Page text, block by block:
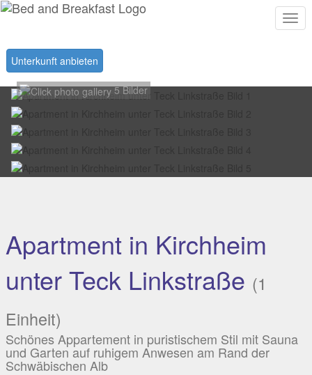
Unterkunft anbieten
5 Bilder
Apartment in Kirchheim
unter Teck Linkstraße (1
Einheit)
Schönes Appartement in puristischem Stil mit Sauna
und Garten auf ruhigem Anwesen am Rand der
Schwäbischen Alb